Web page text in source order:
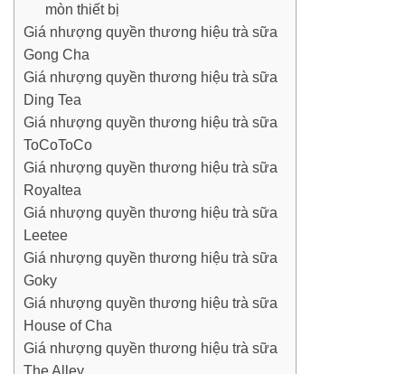
mòn thiết bị
Giá nhượng quyền thương hiệu trà sữa
Gong Cha
Giá nhượng quyền thương hiệu trà sữa
Ding Tea
Giá nhượng quyền thương hiệu trà sữa
ToCoToCo
Giá nhượng quyền thương hiệu trà sữa
Royaltea
Giá nhượng quyền thương hiệu trà sữa
Leetee
Giá nhượng quyền thương hiệu trà sữa
Goky
Giá nhượng quyền thương hiệu trà sữa
House of Cha
Giá nhượng quyền thương hiệu trà sữa